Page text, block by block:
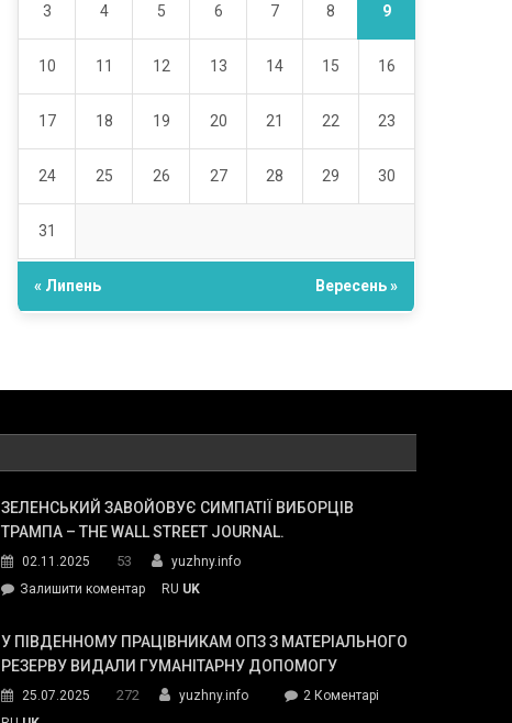
3 4 5 6 7 8 9
10 11 12 13 14 15 16
17 18 19 20 21 22 23
24 25 26 27 28 29 30
31
« Липень Вересень »
ЗЕЛЕНСЬКИЙ ЗАВОЙОВУЄ СИМПАТІЇ ВИБОРЦІВ
ТРАМПА – THE WALL STREET JOURNAL.
02.11.2025 53
yuzhny.info
Залишити коментарon
завойовує
симпатії
Трампа
RU UK
У ПІВДЕННОМУ ПРАЦІВНИКАМ ОПЗ З МАТЕРІАЛЬНОГО
РЕЗЕРВУ ВИДАЛИ ГУМАНІТАРНУ ДОПОМОГУ
25.07.2025 272 yuzhny.info 2 Коментарідо